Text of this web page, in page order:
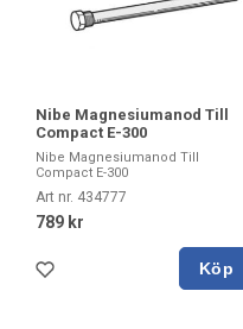
Nibe Magnesiumanod Till
Compact E-300
Nibe Magnesiumanod Till
Compact E-300
Art nr. 434777
789 kr
Köp